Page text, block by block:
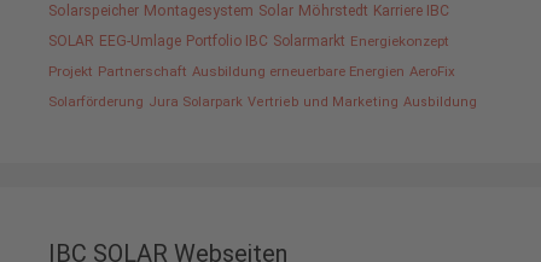
Solarspeicher Montagesystem Solar Möhrstedt Karriere IBC
SOLAR EEG-Umlage Portfolio IBC Solarmarkt Energiekonzept
Projekt Partnerschaft Ausbildung erneuerbare Energien AeroFix
Solarförderung Jura Solarpark Vertrieb und Marketing Ausbildung
IBC SOLAR Webseiten